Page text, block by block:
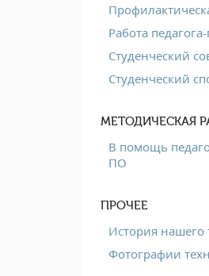
Работа
Студенческий
Студенческий
МЕТОДИЧЕСКАЯ
В помощь
ПО
ПРОЧЕЕ
История нашего
Фотографии